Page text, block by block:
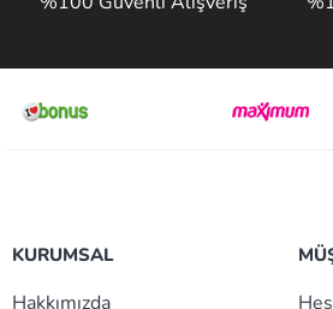
KURUMSAL
Hakkımızda